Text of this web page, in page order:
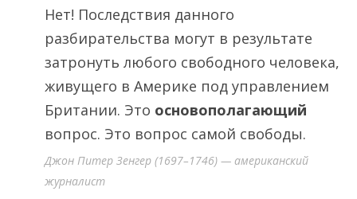
Нет! Последствия данного
разбирательства могут в результате
затронуть любого свободного человека,
живущего в Америке под управлением
Британии. Это основополагающий
вопрос. Это вопрос самой свободы.
Джон Питер Зенгер (1697–1746) — американский
журналист